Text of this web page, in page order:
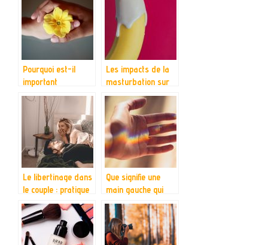
Pourquoi est-il
important
d’entretenir une
bonne relation avec
les autres ?
Les impacts de la
masturbation sur
la sante chez les
hommes
Le libertinage dans
le couple : pratique
et avantages
Que signifie une
main gauche qui
gratte ?